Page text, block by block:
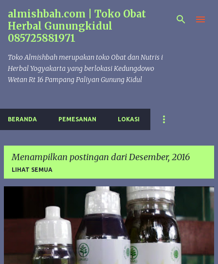
Langsung ke konten utama
almishbah.com | Toko Obat
Herbal Gunungkidul
085725881971
Toko Almishbah merupakan toko Obat dan Nutris i
Herbal Yogyakarta yang berlokasi Kedungdowo
Wetan Rt 16 Pampang Paliyan Gunung Kidul
BERANDA PEMESANAN LOKASI
Menampilkan postingan dari Desember, 2016
LIHAT SEMUA
s